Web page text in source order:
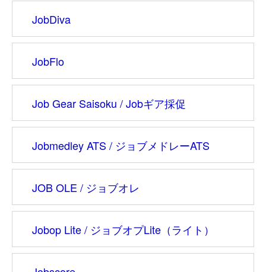
JobDiva
JobFlo
Job Gear Saisoku / Jobギア採促
Jobmedley ATS / ジョブメドレーATS
JOB OLE / ジョブオレ
Jobop Lite / ジョブオプLite（ライト）